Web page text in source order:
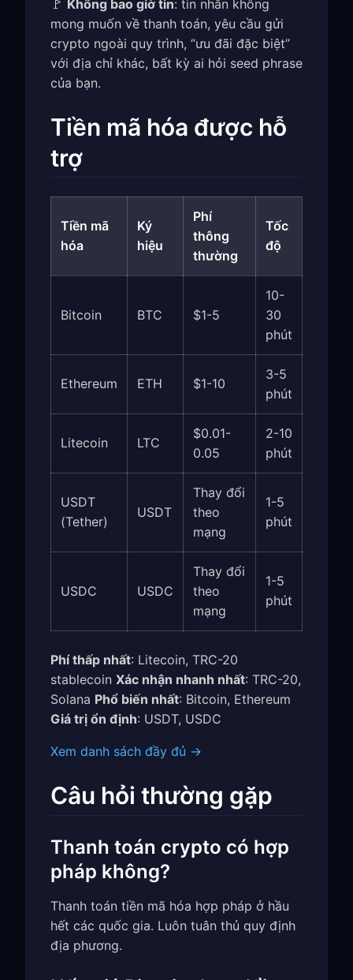
🚩 Không bao giờ tin: tin nhắn không
mong muốn về thanh toán, yêu cầu gửi
crypto ngoài quy trình, “ưu đãi đặc biệt”
với địa chỉ khác, bất kỳ ai hỏi seed phrase
của bạn.
Tiền mã hóa được hỗ
trợ
Tiền mã
hóa
Ký
hiệu
Phí
thông
thường
Tốc
độ
Bitcoin BTC $1-5
10-
30
phút
Ethereum ETH $1-10
3-5
phút
Litecoin LTC
$0.01-
0.05
2-10
phút
USDT
(Tether)
USDT
Thay đổi
theo
mạng
1-5
phút
USDC USDC
Thay đổi
theo
mạng
1-5
phút
Phí thấp nhất: Litecoin, TRC-20
stablecoin Xác nhận nhanh nhất: TRC-20,
Solana Phổ biến nhất: Bitcoin, Ethereum
Giá trị ổn định: USDT, USDC
Xem danh sách đầy đủ →
Câu hỏi thường gặp
Thanh toán crypto có hợp
pháp không?
Thanh toán tiền mã hóa hợp pháp ở hầu
hết các quốc gia. Luôn tuân thủ quy định
địa phương.